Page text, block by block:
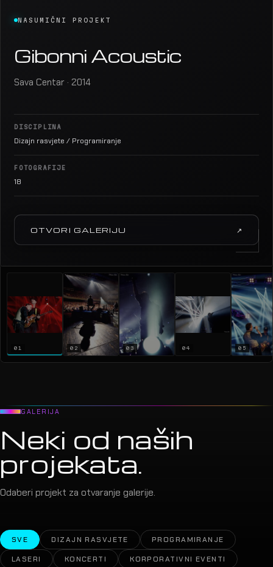
NASUMIČNI PROJEKT
Gibonni Acoustic
Sava Centar · 2014
DISCIPLINA
Dizajn rasvjete / Programiranje
FOTOGRAFIJE
18
OTVORI GALERIJU ↗
01 02 03 04 05
GALERIJA
Neki od naših
projekata.
Odaberi projekt za otvaranje galerije.
SVE DIZAJN RASVJETE
PROGRAMIRANJE
LASERI
KONCERTI
KORPORATIVNI EVENTI